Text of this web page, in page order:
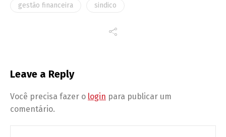
gestão financeira sindico
Leave a Reply
Você precisa fazer o login para publicar um
comentário.